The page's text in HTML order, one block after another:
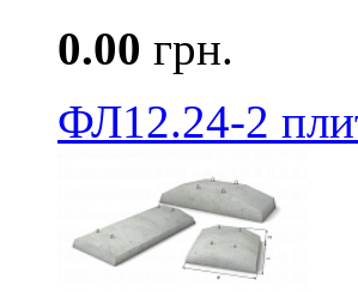
0.00 грн.
ФЛ12.24-2